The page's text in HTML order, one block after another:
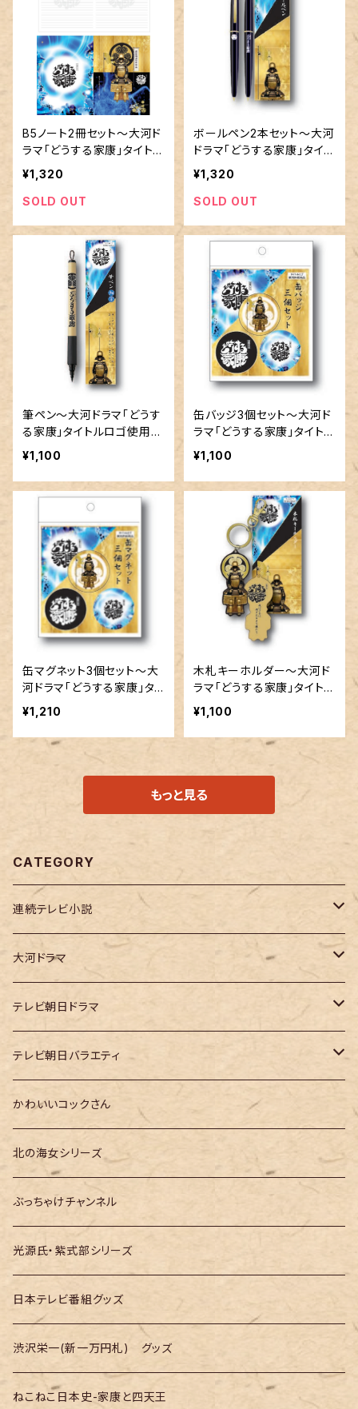
B5ノート2冊セット～大河ド
ラマ「どうする家康」タイトル
ロゴ使用許諾商品
¥1,320
SOLD OUT
ボールペン2本セット～大河
ドラマ「どうする家康」タイト
ルロゴ使用許諾商品
¥1,320
SOLD OUT
筆ペン～大河ドラマ「どうす
る家康」タイトルロゴ使用許
諾商品
¥1,100
缶バッジ3個セット～大河ド
ラマ「どうする家康」タイトル
ロゴ使用許諾商品
¥1,100
缶マグネット3個セット～大
河ドラマ「どうする家康」タ
イトルロゴ使用許諾商品
¥1,210
木札キーホルダー～大河ド
ラマ「どうする家康」タイトル
ロゴ使用許諾商品
¥1,100
もっと見る
CATEGORY
連続テレビ小説
虎に翼
大河ドラマ
大河ドラマ「鎌倉殿の13人」
大河ドラマ「どうする家康」
大河ドラマ「光る君へ」
大河ドラマ「べらぼう」
大河ドラマ「豊臣兄弟！」
テレビ朝日ドラマ
テレ朝「ドクターX」
テレビ朝日バラエティ
テレ朝「MUSIC STATION」
テレ朝「GOちゃん＆Mymelody」
テレ朝「バナナTV」
かわいいコックさん
北の海女シリーズ
ぶっちゃけチャンネル
光源氏・紫式部シリーズ
日本テレビ番組グッズ
渋沢栄一(新一万円札) グッズ
ねこねこ日本史-家康と四天王